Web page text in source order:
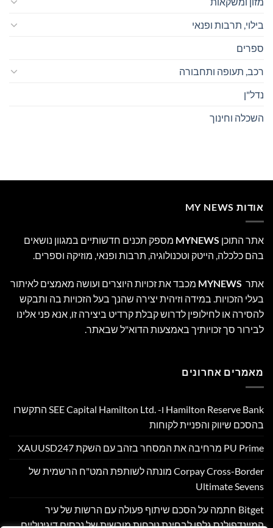
בילוי, תרבות ופנאי
ספרים
רכב, תעופה ותחבורה
נדל"ן
השכלה וחינוך
אודות MY NEWS
אתר התוכן MYNEWS מספק תכנים חדשותיים במגוון נושאים
בהם כלכלה, הייטק וטכנולוגיה, תרבות ופנאי, מוזיקה וספרים.
אתר MYNEWS מכבד את זכויות היוצרים ועושה מאמצים לאיתור
בעלי הזכויות. במידה וזיהית יצירה שהנך בעל הזכויות בה ותבקש
להסירה או לחילופין לדרוש קבלת קרדיט ביצירה זו, אנא פני אלינו
לבירור סך זכויותיך באמצעות הדוא"ל שבאתר.
מאמרים אחרונים
Hamilton Reserve Bank ו- SEE Capital Hamilton Ltd.‎ התקשרו
בהסכם שיווק והפניית לקוחות
PU Prime מרחיבה את המסחר בזהב עם השקת XAUUSD247
Corpay Cross-Border מונתה לשותפת המט"ח הרשמית של
Ultimate Sevens
Bitget חתמה על הסכם שיתוף פעולה עם הרשות של עיר
המיינדפולנס גלפו לבחינת נוכחות מורשית של נכסים דיגיטליים